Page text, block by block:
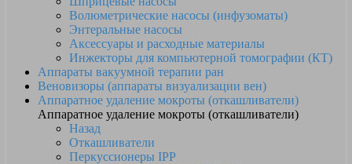
Волюметрические насосы (инфузоматы)
Энтеральные насосы
Аксессуары и расходные материалы
Инжекторы для компьютерной томографии (КТ)
Аппараты вакуумной терапии ран
Веновизоры (аппараты визуализации вен)
Аппаратное удаление мокроты (откашливатели)
Аппаратное удаление мокроты (откашливатели)
Назад
Откашливатели
Перкуссионеры IPP